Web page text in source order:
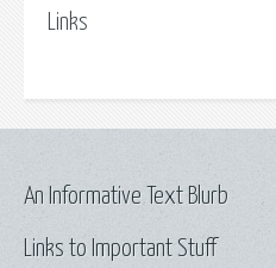
Links
Links to Important Stuff
An Informative Text Blurb